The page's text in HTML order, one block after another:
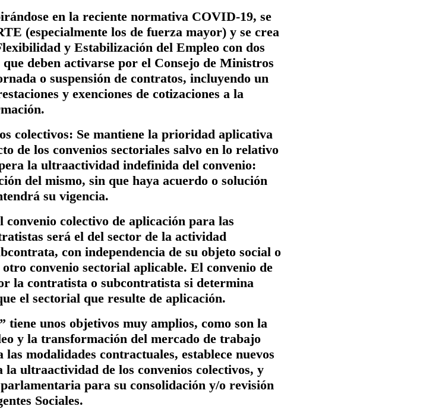
en la reciente normativa COVID-19, se
(especialmente los de fuerza mayor) y se crea
y Estabilización del Empleo con dos
deben activarse por el Consejo de Ministros
o suspensión de contratos, incluyendo un
y exenciones de cotizaciones a la
colectivos: Se mantiene la prioridad aplicativa
de los convenios sectoriales salvo en lo relativo
la ultraactividad indefinida del convenio:
del mismo, sin que haya acuerdo o solución
su vigencia.
convenio colectivo de aplicación para las
será el del sector de la actividad
con independencia de su objeto social o
convenio sectorial aplicable. El convenio de
la contratista o subcontratista si determina
el sectorial que resulte de aplicación.
unos objetivos muy amplios, como son la
y la transformación del mercado de trabajo
modalidades contractuales, establece nuevos
ultraactividad de los convenios colectivos, y
para su consolidación y/o revisión
Sociales.